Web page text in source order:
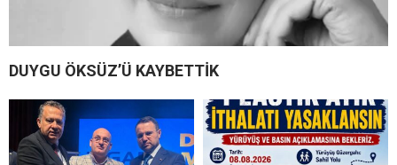
DUYGU ÖKSÜZ’Ü KAYBETTİK